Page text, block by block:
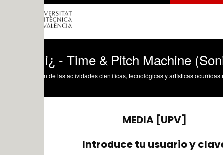
- Time & Pitch Machine (Sonido
de las actividades científicas, tecnológicas y artísticas ocurridas en los tres